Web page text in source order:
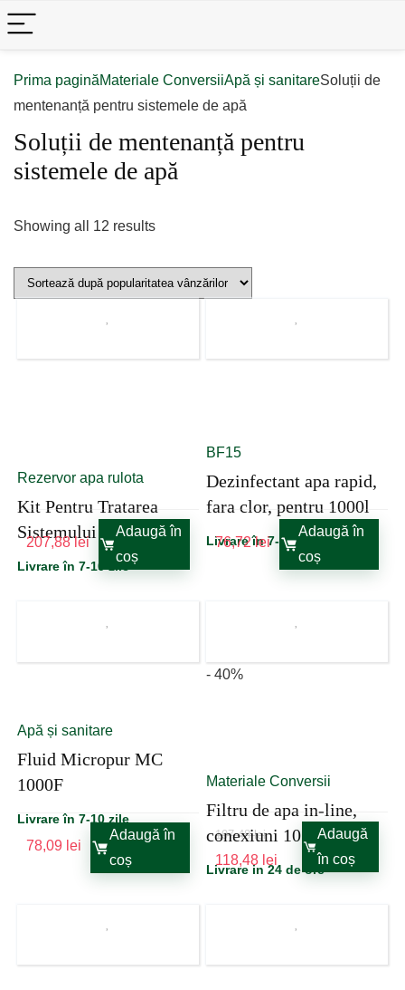
Prima paginăMateriale ConversiiApă și sanitareSoluții de
mentenanță pentru sistemele de apă
Soluții de mentenanță pentru
sistemele de apă
Showing all 12 resultsSorted
popularity
Rezervor apa rulota
Kit Pentru Tratarea
Sistemului De Apa
Multiman Redbox 125
Livrare în 7-10 zile
207,88lei
Adaugă în
coș
BF15
Dezinfectant apa rapid,
fara clor, pentru 1000l
Livrare în 7-10 zile
76,72lei
Adaugă în
coș
Apă și sanitare
Fluid Micropur MC
1000F
Livrare în 7-10 zile
78,09 lei
Adaugă în
coș
- 40%
Materiale Conversii
Filtru de apa in-line,
conexiuni 10 mm
Livrare in 24 de ore
197,48lei
Prețul
118,48 lei
118,48 lei.
Adaugă
în coș